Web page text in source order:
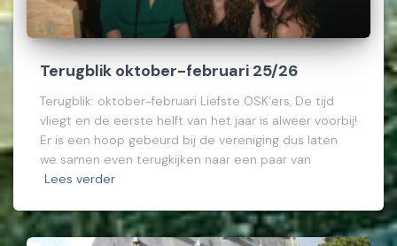
Terugblik oktober-februari 25/26
Terugblik: oktober-februari Liefste OSK’ers, De tijd
vliegt en de eerste helft van het jaar is alweer voorbij!
Er is een hoop gebeurd bij de vereniging dus laten
we samen even terugkijken naar een paar van
Lees verder